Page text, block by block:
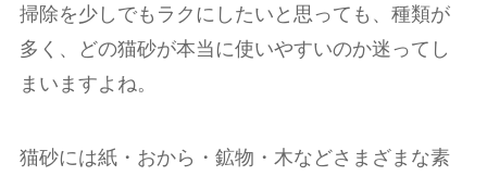
掃除を少しでもラクにしたいと思っても、種類が
多く、どの猫砂が本当に使いやすいのか迷ってし
まいますよね。
猫砂には紙・おから・鉱物・木などさまざまな素